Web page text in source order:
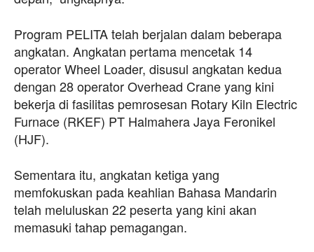
Program PELITA telah berjalan dalam beberapa
angkatan. Angkatan pertama mencetak 14
operator Wheel Loader, disusul angkatan kedua
dengan 28 operator Overhead Crane yang kini
bekerja di fasilitas pemrosesan Rotary Kiln Electric
Furnace (RKEF) PT Halmahera Jaya Feronikel
(HJF).
Sementara itu, angkatan ketiga yang
memfokuskan pada keahlian Bahasa Mandarin
telah meluluskan 22 peserta yang kini akan
memasuki tahap pemagangan.